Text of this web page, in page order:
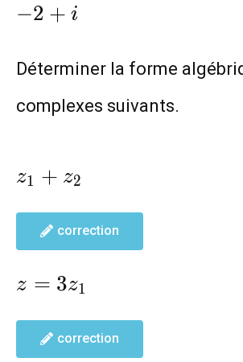
−2 + i
Déterminer la forme
complexes suivants.
z_1+z_2
z1 + z2
correction
z=3z_1
z = 3z1
correction